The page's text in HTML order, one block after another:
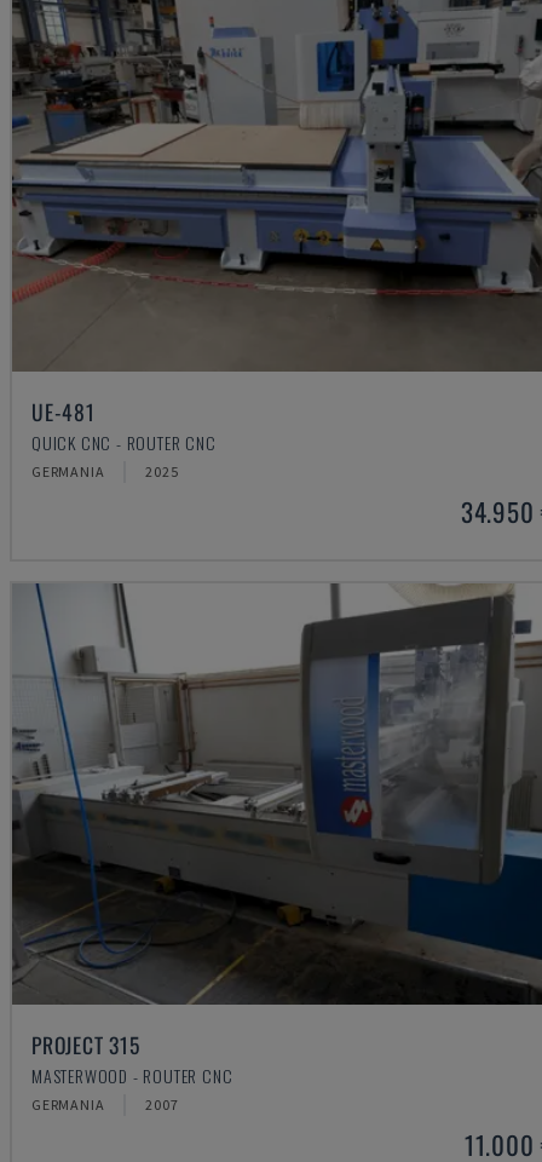
UE-481
QUICK CNC - ROUTER CNC
GERMANIA 2025
34.950
PROJECT 315
MASTERWOOD - ROUTER CNC
GERMANIA 2007
11.000